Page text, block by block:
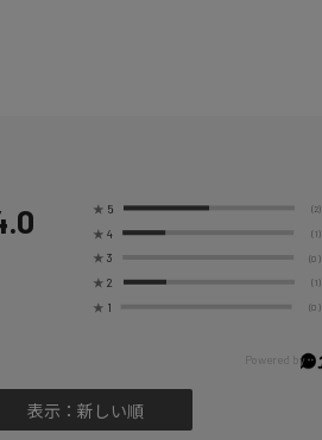
★ 5 (2)
★ 4 (1)
★ 3 (0)
★ 2 (1)
★ 1 (0)
表示：新しい順